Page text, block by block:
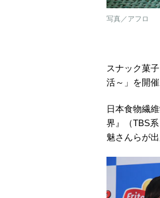
写真／アフロ
スナック菓
活～」を開催
日本食物繊
界』（TBS
魅さんらが